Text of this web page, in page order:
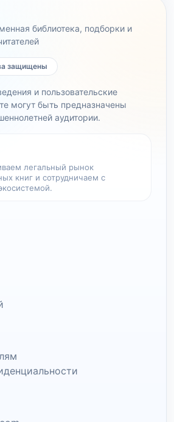
библиотека, подборки и
защищены
и пользовательские
могут быть предназначены
аудитории.
легальный рынок
книг и сотрудничаем с